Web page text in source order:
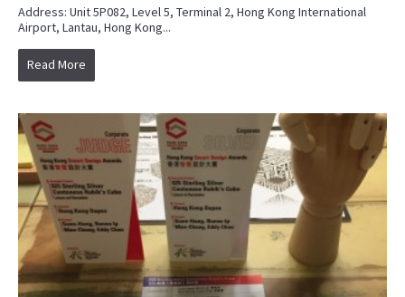
Address: Unit 5P082, Level 5, Terminal 2, Hong Kong International
Airport, Lantau, Hong Kong...
Read More